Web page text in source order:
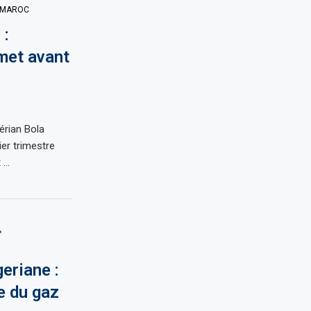
avant
Bola
trimestre
…
:
du gaz